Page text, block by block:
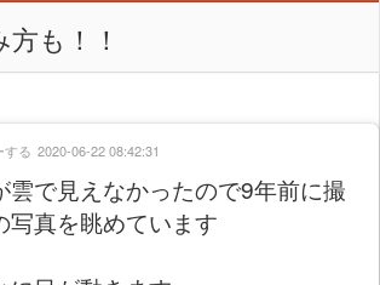
も！！
雲で見えなかったので9年前に撮
写真を眺めています
する 2020-06-22 08:42:31